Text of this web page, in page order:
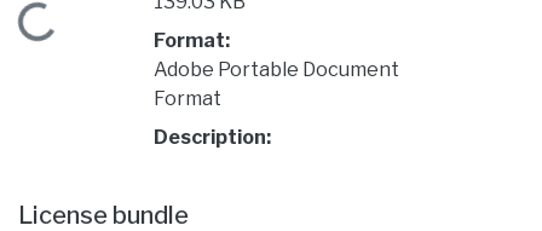
Loading...
Format:
Adobe Portable Document
Format
Description:
License bundle